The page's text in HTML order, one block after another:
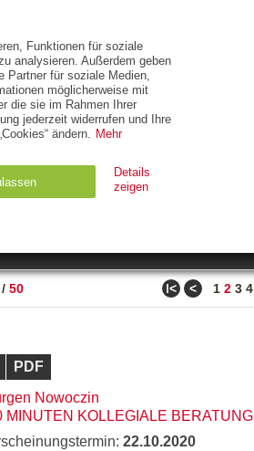
ZUM THEMA
/ 50 ǀ< < 1 2 3 4
PDF
Nowoczin
MINUTEN KOLLEGIALE BERATUNG
22.10.2020
Funktionen für soziale
analysieren. Außerdem geben
Partner für soziale Medien,
möglicherweise mit
die sie im Rahmen Ihrer
jederzeit widerrufen und Ihre
ändern. Mehr
Details
zeigen
Ablauf
Typ
verwendet